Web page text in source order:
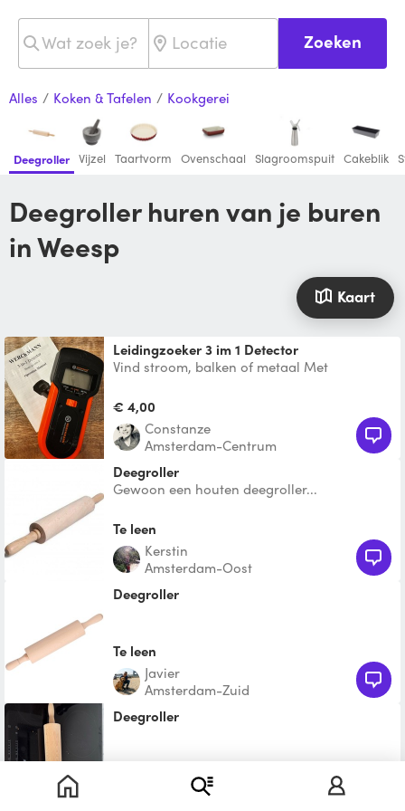
Zoeken
Alles / Koken & Tafelen / Kookgerei
Deegroller Vijzel Taartvorm Ovenschaal Slagroomspuit Cakeblik
Deegroller huren van je buren
in Weesp
Kaart
Leidingzoeker 3 im 1 Detector
Vind stroom, balken of metaal Met
€ 4,00
Constanze
Amsterdam-Centrum
deegroller
Gewoon een houten deegroller...
Te leen
Kerstin
Amsterdam-Oost
Deegroller
Te leen
Javier
Amsterdam-Zuid
Deegroller